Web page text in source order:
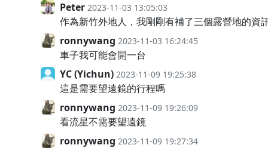
Peter 2023-11-03 13:05:03
作為新竹外地人，我剛剛有補了三個露營地的資
ronnywang 2023-11-03 16:24:45
車子我可能會開一台
YC (Yichun) 2023-11-09 19:25:38
這是需要望遠鏡的行程嗎
ronnywang 2023-11-09 19:26:09
看流星不需要望遠鏡
ronnywang 2023-11-09 19:27:34